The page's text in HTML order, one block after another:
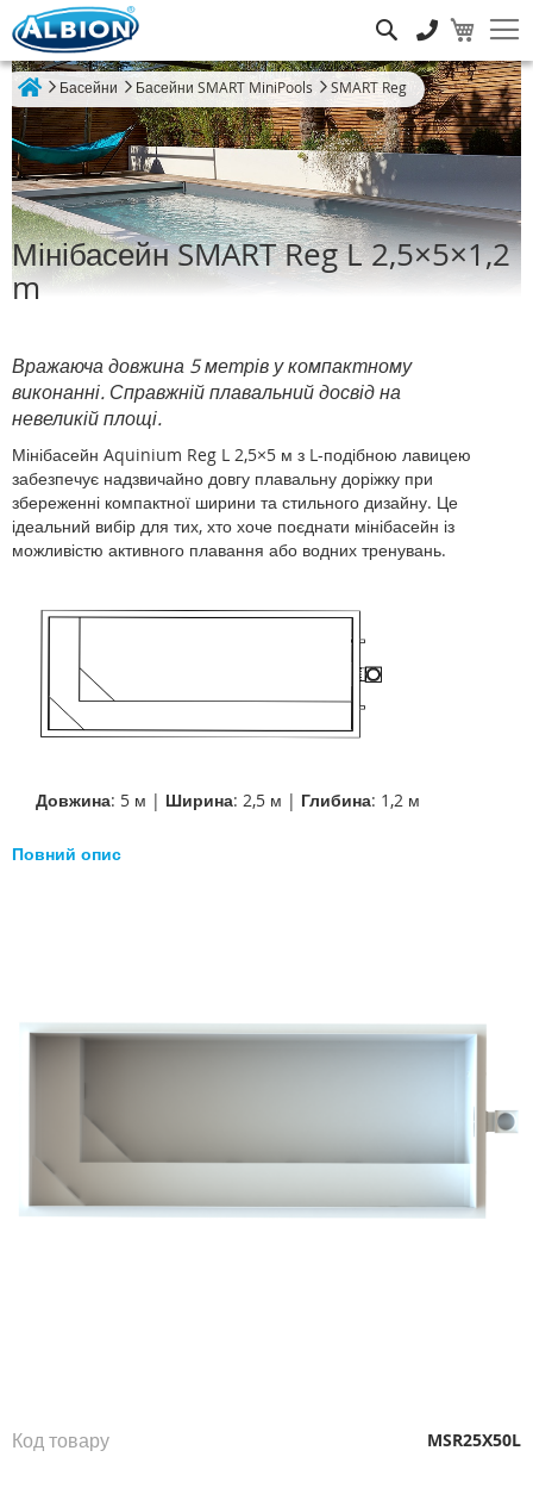
Басейни Басейни SMART MiniPools SMART Reg
Мінібасейн SMART Reg L 2,5×5×1,2
m
Вражаюча довжина 5 метрів у компактному
виконанні. Справжній плавальний досвід на
невеликій площі.
Мінібасейн Aquinium Reg L 2,5×5 м з L-подібною лавицею
забезпечує надзвичайно довгу плавальну доріжку при
збереженні компактної ширини та стильного дизайну. Це
ідеальний вибір для тих, хто хоче поєднати мінібасейн із
можливістю активного плавання або водних тренувань.
Довжина: 5 м | Ширина: 2,5 м | Глибина: 1,2 м
Повний опис
зображень
Код товару MSR25X50L